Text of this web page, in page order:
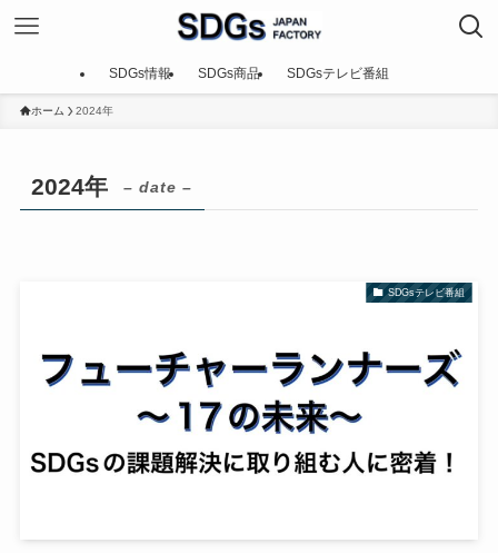
SDGs情報 SDGs商品 SDGsテレビ番組
ホーム 2024年
2024年 – date –
SDGsテレビ番組